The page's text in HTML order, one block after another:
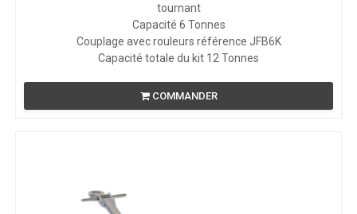
tournant
Capacité 6 Tonnes
Couplage avec rouleurs référence JFB6K
Capacité totale du kit 12 Tonnes
COMMANDER